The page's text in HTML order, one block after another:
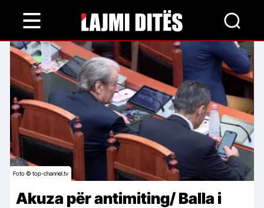
content
Foto © top-channel.tv
Akuza për antimiting/ Balla i